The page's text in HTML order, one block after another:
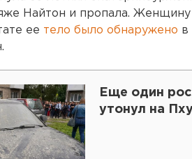
Найтон и пропала.
ее тело было обнаружено в
Еще один
утонул на